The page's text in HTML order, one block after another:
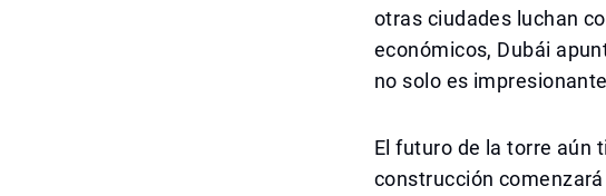
otras ciudades luchan
económicos, Dubái
no solo es
El futuro de la torre aún
construcción